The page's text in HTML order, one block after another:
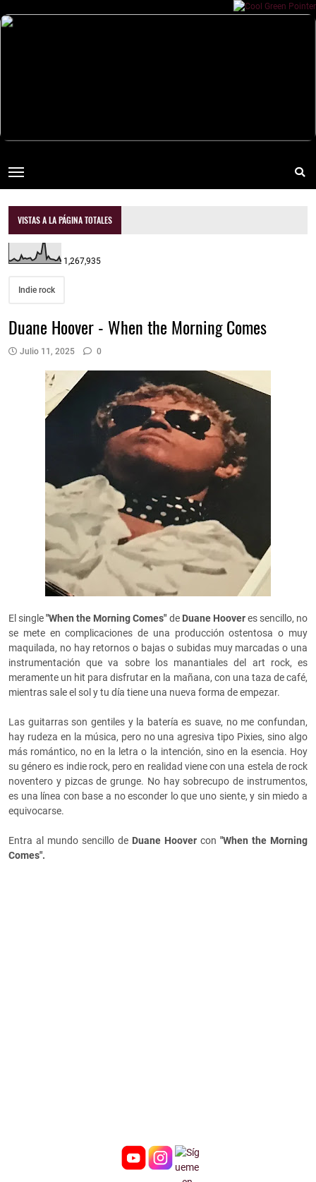
VISTAS A LA PÁGINA TOTALES
1,267,935
Indie rock
Duane Hoover - When the Morning Comes
Julio 11, 2025 0
El single"When the Morning Comes" de Duane Hooveres sencillo, no
se mete en complicaciones de una producción ostentosa o muy
maquilada, no hay retornos o bajas o subidas muy marcadas o una
instrumentación que va sobre los manantiales del art rock, es
meramente un hit para disfrutar en la mañana, con una taza de café,
mientras sale el sol y tu día tiene una nueva forma de empezar.
Las guitarras son gentiles y la batería es suave, no me confundan,
hay rudeza en la música, pero no una agresiva tipo Pixies, sino algo
más romántico, no en la letra o la intención, sino en la esencia. Hoy
su género es indie rock, pero en realidad viene con una estela de rock
noventero y pizcas de grunge. No hay sobrecupo de instrumentos,
es una línea con base a no esconder lo que uno siente, y sin miedo a
equivocarse.
Entra al mundo sencillo de Duane Hoover con "When the Morning
Comes".